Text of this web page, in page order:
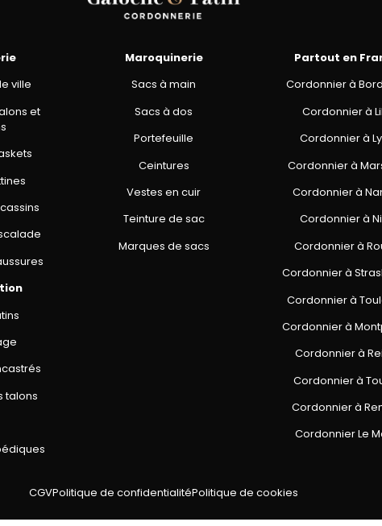
ville
et
talons
Maroquinerie
Sacs à main
Sacs à dos
Portefeuille
Ceintures
Vestes en cuir
Teinture de sac
Marques de sacs
Partout en
Cordonnier à
Cordonnier à
Cordonnier à
Cordonnier à
Cordonnier à
Cordonnier à
Cordonnier à
Cordonnier à
Cordonnier à
Cordonnier à
Cordonnier à
Cordonnier à
Cordonnier à
Cordonnier Le
CGVPolitique de confidentialitéPolitique de cookies